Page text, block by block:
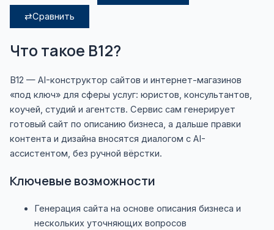
⇄Сравнить
Что такое B12?
B12 — AI-конструктор сайтов и интернет-магазинов
«под ключ» для сферы услуг: юристов, консультантов,
коучей, студий и агентств. Сервис сам генерирует
готовый сайт по описанию бизнеса, а дальше правки
контента и дизайна вносятся диалогом с AI-
ассистентом, без ручной вёрстки.
Ключевые возможности
Генерация сайта на основе описания бизнеса и
нескольких уточняющих вопросов